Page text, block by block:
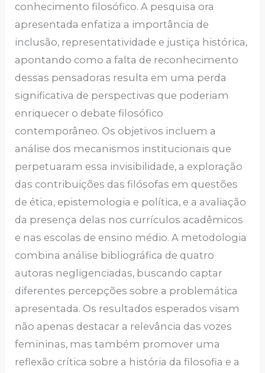
conhecimento filosófico. A pesquisa ora
apresentada enfatiza a importância de
inclusão, representatividade e justiça histórica,
apontando como a falta de reconhecimento
dessas pensadoras resulta em uma perda
significativa de perspectivas que poderiam
enriquecer o debate filosófico
contemporâneo. Os objetivos incluem a
análise dos mecanismos institucionais que
perpetuaram essa invisibilidade, a exploração
das contribuições das filósofas em questões
de ética, epistemologia e política, e a avaliação
da presença delas nos currículos acadêmicos
e nas escolas de ensino médio. A metodologia
combina análise bibliográfica de quatro
autoras negligenciadas, buscando captar
diferentes percepções sobre a problemática
apresentada. Os resultados esperados visam
não apenas destacar a relevância das vozes
femininas, mas também promover uma
reflexão crítica sobre a história da filosofia e a